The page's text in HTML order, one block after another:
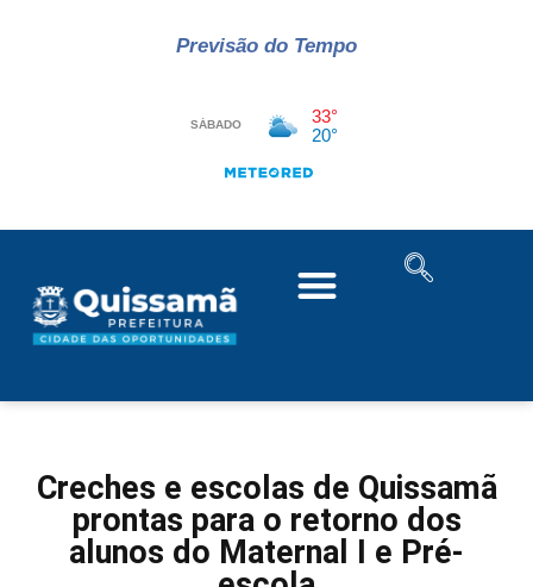
Previsão do Tempo
Creches e escolas de Quissamã
prontas para o retorno dos
alunos do Maternal I e Pré-